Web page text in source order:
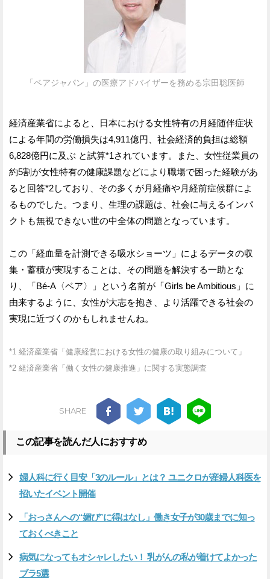
「ベアジャパン」の医療アドバイザーを務める宗田聡医師
経済産業省によると、日本における女性特有の月経随伴症状
による年間の労働損失は4,911億円、社会経済的負担は総額
6,828億円に及ぶ と試算*1されています。また、女性従業員の
約5割が女性特有の健康課題などにより職場で困った経験があ
ると回答*2しており、その多くが月経痛や月経前症候群によ
るものでした。つまり、生理の課題は、社会に与えるインパ
クトも無視できない世の中全体の問題となっています。
この「経血量を計測できる吸水ショーツ」によるデータの収
集・蓄積が実現することは、その問題を解決する一助とな
り、「Bé-A〈ベア〉」という名前が「Girls be Ambitious」に
由来するように、女性が大志を抱き、より活躍できる社会の
実現に近づくのかもしれませんね。
*1 経済産業省「健康経営における女性の健康の取り組みについて」
*2 経済産業省「働く女性の健康推進」に関する実態調査
SHARE
この記事を読んだ人におすすめ
婦人科に行く目安「3のルール」とは？ ユニクロが産婦人科医を
招いたイベント開催
「おっさんへの“媚び”に得はなし」働き女子が30歳までに知っ
ておくべきこと
病気になってもオシャレしたい！ 乳がんの私が着けてよかった
ブラ5選